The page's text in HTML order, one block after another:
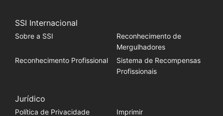
SSI Internacional
Sobre a SSI
Reconhecimento de
Mergulhadores
Reconhecimento Profissional
Sistema de Recompensas
Profissionais
Jurídico
Política de Privacidade
Imprimir